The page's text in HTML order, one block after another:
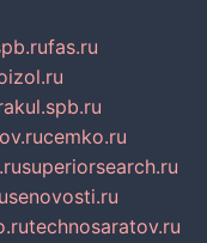
fas.ru
cemko.ru
superiorsearch.ru
senovosti.ru
technosaratov.ru